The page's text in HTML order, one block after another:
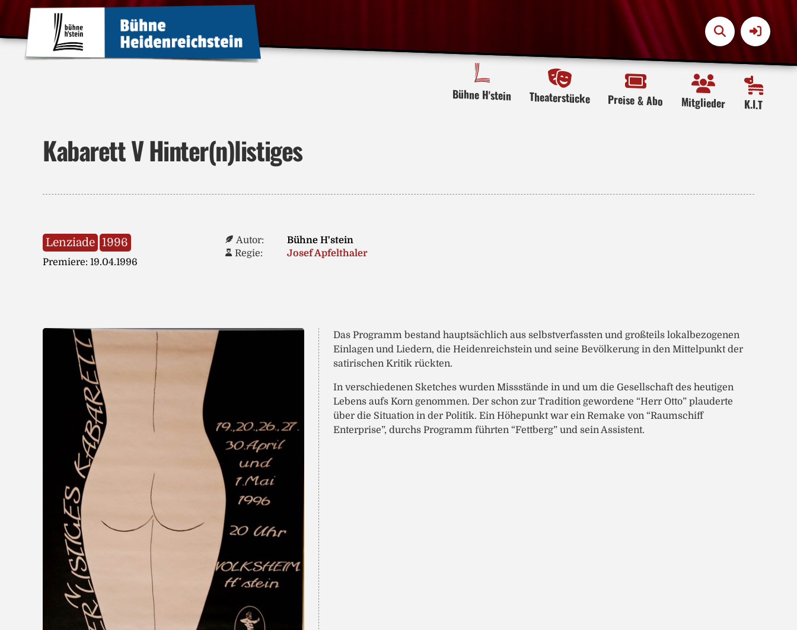
Bühne H'stein Theaterstücke Preise & Abo Mitglieder K.I.T
Kabarett V Hinter(n)listiges
Lenziade 1996
Premiere: 19.04.1996
Autor:
Bühne H'stein
Regie:
Josef Apfelthaler
Das Programm bestand hauptsächlich aus selbstverfassten und großteils lokalbezogenen
Einlagen und Liedern, die Heidenreichstein und seine Bevölkerung in den Mittelpunkt der
satirischen Kritik rückten.
In verschiedenen Sketches wurden Missstände in und um die Gesellschaft des heutigen
Lebens aufs Korn genommen. Der schon zur Tradition gewordene “Herr Otto” plauderte
über die Situation in der Politik. Ein Höhepunkt war ein Remake von “Raumschiff
Enterprise”, durchs Programm führten “Fettberg” und sein Assistent.